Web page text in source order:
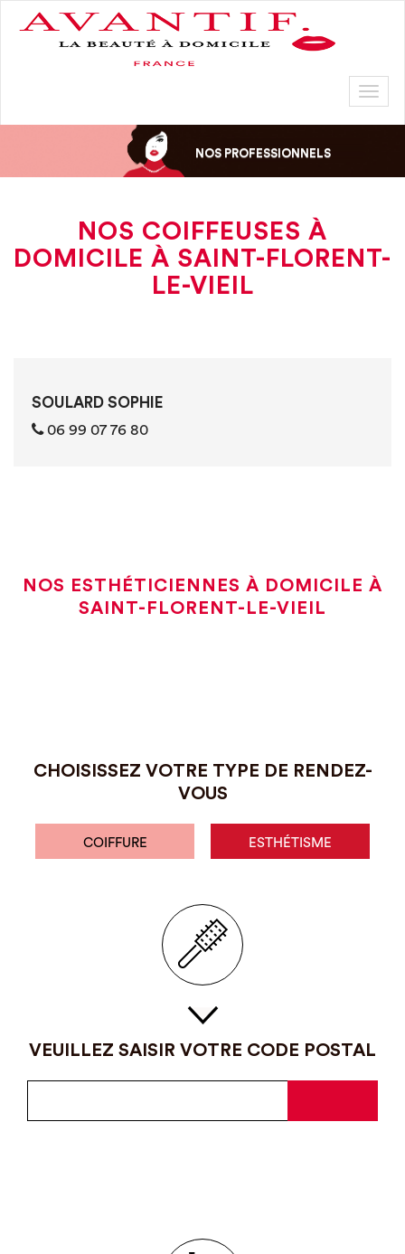
NOS PROFESSIONNELS
NOS COIFFEUSES À
DOMICILE À SAINT-FLORENT-
LE-VIEIL
SOULARD SOPHIE
06 99 07 76 80
NOS ESTHÉTICIENNES À DOMICILE À
SAINT-FLORENT-LE-VIEIL
CHOISISSEZ VOTRE TYPE DE RENDEZ-
VOUS
COIFFURE ESTHÉTISME
VEUILLEZ SAISIR VOTRE CODE POSTAL